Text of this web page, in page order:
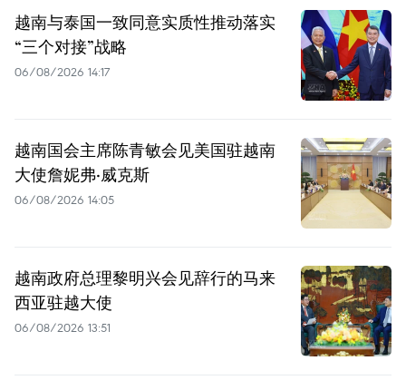
越南与泰国一致同意实质性推动落实
“三个对接”战略
06/08/2026 14:17
越南国会主席陈青敏会见美国驻越南
大使詹妮弗·威克斯
06/08/2026 14:05
越南政府总理黎明兴会见辞行的马来
西亚驻越大使
06/08/2026 13:51